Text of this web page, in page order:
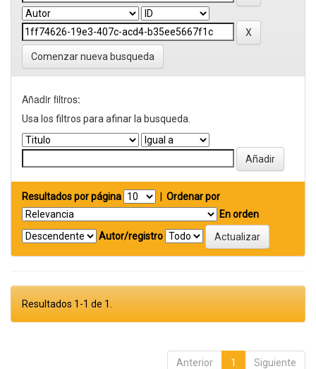
Comenzar nueva busqueda
Añadir filtros:
Usa los filtros para afinar la busqueda.
Resultados por página
Ordenar por
En orden
Autor/registro
Resultados 1-1 de 1.
Anterior 1 Siguiente